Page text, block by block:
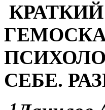
СЕБЕ.